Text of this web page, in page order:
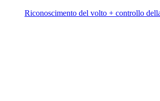
Riconoscimento del volto + controllo